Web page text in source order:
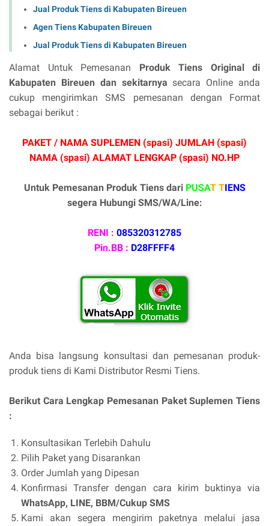
Jual Produk Tiens di Kabupaten Bireuen
Agen Tiens Kabupaten Bireuen
Jual Produk Tiens di Kabupaten Bireuen
Alamat Untuk Pemesanan Produk Tiens Original di
Kabupaten Bireuen dan sekitarnya secara Online anda
cukup mengirimkan SMS pemesanan dengan Format
sebagai berikut :
PAKET / NAMA SUPLEMEN (spasi) JUMLAH (spasi)
NAMA (spasi) ALAMAT LENGKAP (spasi) NO.HP
Untuk Pemesanan Produk Tiens dari PUSAT TIENS
segera Hubungi SMS/WA/Line:
RENI : 085320312785
Pin.BB : D28FFFF4
Anda bisa langsung konsultasi dan pemesanan produk-
produk tiens di Kami Distributor Resmi Tiens.
Berikut Cara Lengkap Pemesanan Paket Suplemen Tiens
:
Konsultasikan Terlebih Dahulu
Pilih Paket yang Disarankan
Order Jumlah yang Dipesan
Konfirmasi Transfer dengan cara kirim buktinya via
WhatsApp, LINE, BBM/Cukup SMS
Kami akan segera mengirim paketnya melalui jasa